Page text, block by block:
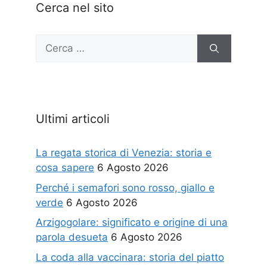
Cerca nel sito
Ricerca
Ultimi articoli
La regata storica di Venezia: storia e
cosa sapere 6 Agosto 2026
Perché i semafori sono rosso, giallo e
verde 6 Agosto 2026
Arzigogolare: significato e origine di una
parola desueta 6 Agosto 2026
La coda alla vaccinara: storia del piatto